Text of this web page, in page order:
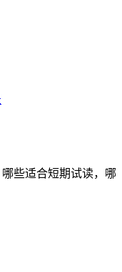
些适合短期试读，哪